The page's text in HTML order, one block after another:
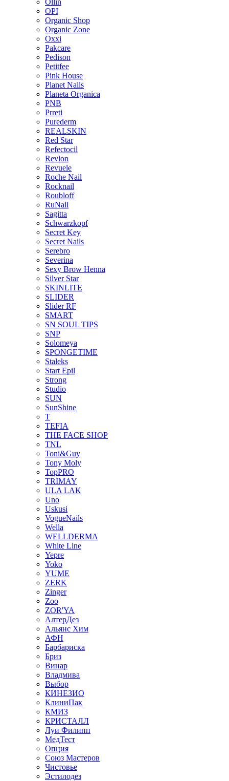
Ollin
OPI
Organic Shop
Organic Zone
Oxxi
Pakcare
Pedison
Petitfee
Pink House
Planet Nails
Planeta Organica
PNB
Prreti
Purederm
REALSKIN
Red Star
Refectocil
Revlon
Revuele
Roche Nail
Rocknail
Roubloff
RuNail
Sagitta
Schwarzkopf
Secret Key
Secret Nails
Serebro
Severina
Sexy Brow Henna
Silver Star
SKINLITE
SLIDER
Slider RF
SMART
SN SOUL TIPS
SNP
Solomeya
SPONGETIME
Staleks
Start Epil
Strong
Studio
SUN
SunShine
T
TEFIA
THE FACE SHOP
TNL
Toni&Guy
Tony Moly
TopPRO
TRIMAY
ULA LAK
Uno
Uskusi
VogueNails
Wella
WELLDERMA
White Line
Yepre
Yoko
YUME
ZERK
Zinger
Zoo
ZOR'YA
АлтерДез
Альянс Хим
АФН
Барбариска
Бриз
Винар
Владмива
Выбор
КИНЕЗИО
КлиниПак
КМИЗ
КРИСТАЛЛ
Луи Филипп
МедТест
Опция
Союз Мастеров
Чистовье
Эстилодез